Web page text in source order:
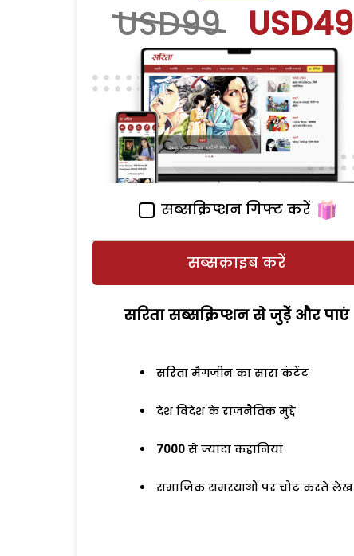
USD99 USD49
सब्सक्रिप्शन गिफ्ट करें
सब्सक्राइब करें
सरिता सब्सक्रिप्शन से जुड़ेें और पाएं
सरिता मैगजीन का सारा कंटेंट
देश विदेश के राजनैतिक मुद्दे
7000 से ज्यादा कहानियां
समाजिक समस्याओं पर चोट करते लेख